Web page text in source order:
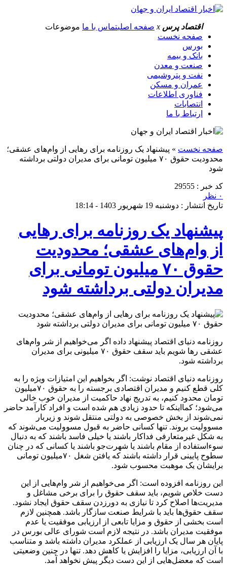
اقتصاد پرس x صفحه اصلیتماس با ما موضوعات
صفحه نخست
بورس
بانک و بیمه
صنعت و معدن
نفت و پتروشیمی
عمران و مسکن
فناوری اطلاعات
انتصابات
ارتباط با ما
صفحه نخست » پیشنهاد یک روزنامه برای رهایی از وام‌های عشقی؛
محدودیت حقوق ۷۰ میلیون تومانی برای مدیران دولتی برداشته
شود
کد خبر : 29555
۰ نظر
تاریخ انتشار : دوشنبه 19 شهریور 1403 - 18:14
پیشنهاد یک روزنامه برای رهایی
از وام‌های عشقی؛ محدودیت
حقوق ۷۰ میلیون تومانی برای
مدیران دولتی برداشته شود
روزنامه دنیای اقتصاد پیشنهاد داده اگر می‌خواهیم از شر وام‌های
عشقی رها شویم باید سقف حقوق ۷۰ میلیونی برای مدیران
برداشته شود.
روزنامه دنیای اقتصاد نوشت: اگر بخواهیم این امتیازات ویژه را به
کلی قطع کنیم و مدیران اقتصادی برجسته را به حقوق ۷۰میلیون
تومان محدود کنیم، به تدریج نهاد حاکمیت از مدیران خوب خالی
می‌شود؛ کمااینکه تا حدود زیادی هم شده است و افراد کارآمد حاضر
نمی‌شوند از بخش خصوصی به دولتی منتقل شوند و زیربار
مسوولیت بروند. تنها کسانی حاضر به قبول مسوولیت می‌شوند که
به شکل غیرمتعارفی فداکار باشند یا خیلی فاسد باشند که به دنبال
سوءاستفاده از مقام باشند یا شهرت‌جو باشند یا کسانی که در چنان
سطوح پایینی قرار داشته باشند که یافتن شغل ۷۰میلیون تومانی
برایشان یک موهبت محسوب شود.
این روزنامه افزوده است: اگر می‌خواهیم از شر وام‌هایی از این
دست خلاص شویم، باید سقف حقوق را برای برخی مشاغل و
مدیریت‌ها اصلاح کرد تا نیازی به دورزدن سقف حقوق ایجاد نشود.
سقف حقوق‌ها باید با شرایط صنعت سازگار باشد. همچنین لازم
است بخشی از حقوق و مزایا تابعی از ارزیابی موفقیت یا عدم
موفقیت مدیران باشد. در نتیجه لازم است شورای عالی بورس در
پایان هر سال یک ارزیابی از عملکرد مدیران داشته باشد و متناسب
با آن ارزیابی، مزایا را افزایش یا کاهش دهد. تنها در چنین وضعیتی
است که معضل‌هایی از این دست دیگر پیش نخواهد آمد.